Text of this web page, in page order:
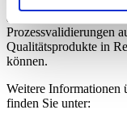
aus der Ferne
Prozessvalidierungen
Qualitätsprodukte in
können.
Weitere Informationen
finden Sie unter: